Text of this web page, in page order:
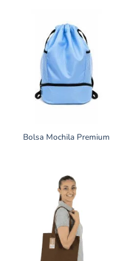
Bolsa Mochila Premium